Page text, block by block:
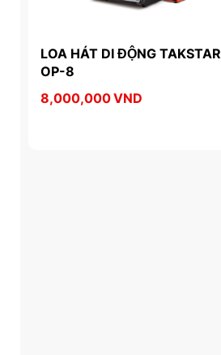
LOA HÁT DI ĐỘNG TAKSTAR
OP-8
8,000,000VND